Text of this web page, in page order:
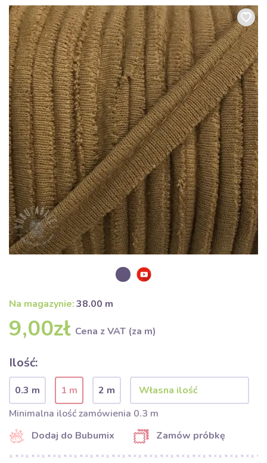
Na magazynie:38.00 m
9,00zł Cena z VAT (za m)
Ilość:
0.3 m 1 m
2 m
Minimalna ilość zamówienia 0.3 m
Dodaj do Bubumix
Zamów próbkę